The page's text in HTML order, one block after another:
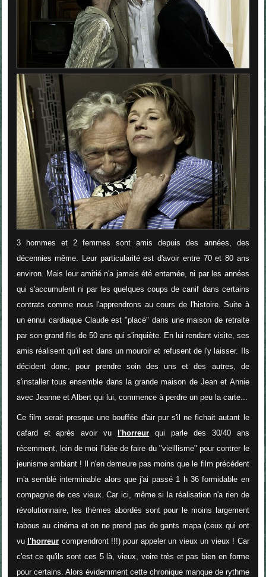
3 hommes et 2 femmes sont amis depuis des années, des
décennies même. Leur particularité est d'avoir entre 70 et 80 ans
environ. Mais leur amitié n'a jamais été entamée, ni par les années
qui s'accumulent ni par les quelques coups de canif dans certains
contrats comme nous l'apprendrons au cours de l'histoire. Suite à
un ennui cardiaque Claude est "placé" dans une maison de retraite
par son grand fils de 50 ans qui s'inquiète. En lui rendant visite, ses
amis réalisent qu'il est dans un mouroir et refusent de l'y laisser. Ils
décident donc, pour prendre soin des uns et des autres, de
s'installer tous ensemble dans la grande maison de Jean et Annie
avec Jeanne et Albert qui lui, commence à perdre un peu la carte...
Ce film serait presque une bouffée d'air pur s'il ne fichait autant le
cafard et après avoir vu
l'horreur qui parle des 30/40 ans
récemment, loin de moi l'idée de faire du "vieillisme" pour contrer le
jeunisme ambiant ! Il n'en demeure pas moins que le film précédent
m'a semblé interminable alors que j'ai passé 1 h 36 formidable en
compagnie de ces vieux. Car ici, même si la réalisation n'a rien de
révolutionnaire, les thèmes abordés sont pour le moins largement
tabous au cinéma et on ne prend pas de gants mapa (ceux qui ont
vu l'horreur comprendront !!!) pour appeler un vieux un vieux ! Car
c'est ce qu'ils sont ces 5 là, vieux, voire très et pas bien en forme
pour certains. Alors évidemment cette chronique manque de rythme